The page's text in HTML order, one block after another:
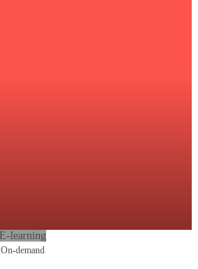
E-learning
On-demand